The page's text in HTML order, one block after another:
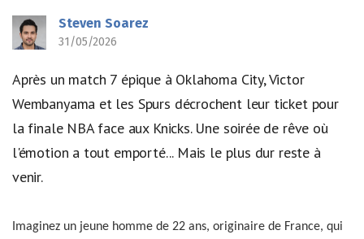
Steven Soarez
31/05/2026
Après un match 7 épique à Oklahoma City, Victor
Wembanyama et les Spurs décrochent leur ticket pour
la finale NBA face aux Knicks. Une soirée de rêve où
l'émotion a tout emporté... Mais le plus dur reste à
venir.
Imaginez un jeune homme de 22 ans, originaire de France, qui